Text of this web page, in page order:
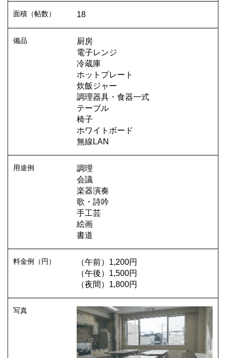
18
厨房
電子レンジ
冷蔵庫
ホットプレート
炊飯ジャー
調理器具・食器一式
テーブル
椅子
ホワイトボード
無線LAN
調理
会議
楽器演奏
歌・詩吟
手工芸
絵画
書道
（午前）1,200円
（午後）1,500円
（夜間）1,800円